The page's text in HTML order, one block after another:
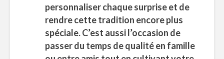
personnaliser chaque surprise et de
rendre cette tradition encore plus
spéciale. C’est aussi l’occasion de
passer du temps de qualité en famille